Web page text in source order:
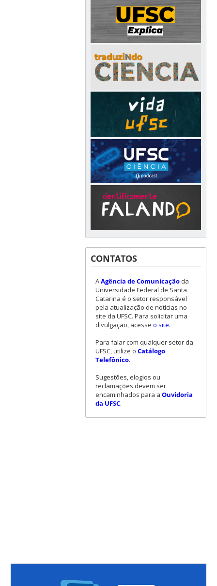
CONTATOS
AAgência de Comunicaçãoda
Universidade Federal de Santa
Catarina é o setor responsável
pela atualização de notícias no
site da UFSC. Para solicitar uma
divulgação, acesse o site.
Para falar com qualquer setor da
UFSC, utilize o Catálogo
Telefônico.
Sugestões, elogios ou
reclamações devem ser
encaminhados para a Ouvidoria
da UFSC.